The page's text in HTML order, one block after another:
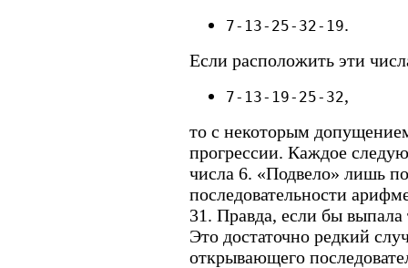
7-13-25-32-19.
Если расположить эти
7-13-19-25-32,
то с некоторым
прогрессии. Каждое
числа 6. «Подвело» лишь
последовательности
31. Правда, если бы
Это достаточно редкий
открывающего